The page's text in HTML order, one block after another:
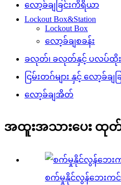
လော့ခ်ချခြင်းကိရိယာ
Lockout Box&Station
Lockout Box
လော့ခ်ချစခန်း
ခလုတ်၊ ခလုတ်နှင့် ပလပ်ထိုး လ
ငြမ်းတဂ်များ နှင့် လော့ခ်ချ
လော့ခ်ချအိတ်
အထူးအသားပေး ထုတ်
စက်မှုနိုင်လွန်ဘေးကင်း